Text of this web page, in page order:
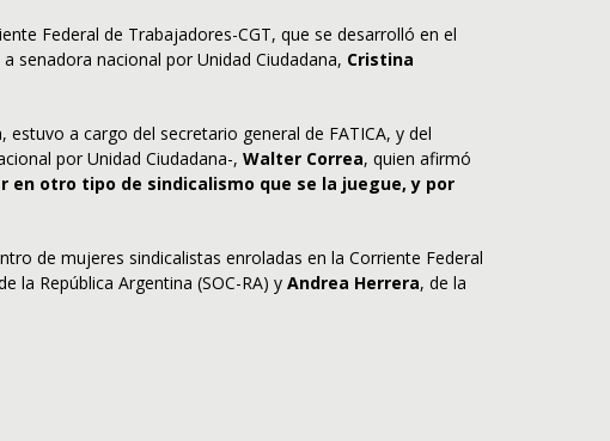
Federal de Trabajadores-CGT, que se desarrolló en el
senadora nacional por Unidad Ciudadana, Cristina
a cargo del secretario general de FATICA, y del
por Unidad Ciudadana-, Walter Correa, quien afirmó
en otro tipo de sindicalismo que se la juegue, y por
de mujeres sindicalistas enroladas en la Corriente Federal
la República Argentina (SOC-RA) y Andrea Herrera, de la